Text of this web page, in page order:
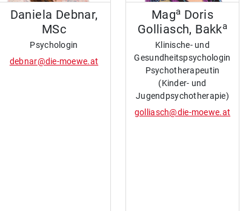
Daniela Debnar,
MSc
Psychologin
debnar@die-moewe.at
Maga Doris
Golliasch, Bakka
Klinische- und
Gesundheitspsychologin
Psychotherapeutin
(Kinder- und
Jugendpsychotherapie)
golliasch@die-moewe.at